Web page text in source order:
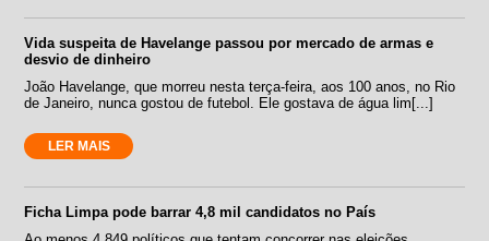
Vida suspeita de Havelange passou por mercado de armas e
desvio de dinheiro
João Havelange, que morreu nesta terça-feira, aos 100 anos, no Rio
de Janeiro, nunca gostou de futebol. Ele gostava de água lim[...]
LER MAIS
Ficha Limpa pode barrar 4,8 mil candidatos no País